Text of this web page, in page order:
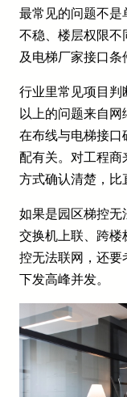
最常见的问题不是
不稳、楼层权限不
及电梯厂家接口条
行业里常见项目判
以上的问题来自
在布线与电梯接口
配有关。对工程商
方式确认清楚，比
如果是园区梯控无
交换机上联、跨楼
控无法联网，还要
下发高峰并发。